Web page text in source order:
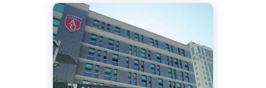
Английский
Турецкий
Стамбул, Турция
Частный